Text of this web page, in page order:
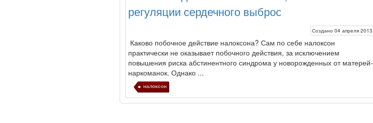
регуляции сердечного выброс
Создано 04 апреля 2013
Каково побочное действие налоксона? Сам по себе налоксон
практически не оказывает побочного действия, за исклю­чением
повышения риска абстинентного синдрома у новорожденных от мате­рей-
наркоманок. Однако ...
налоксон